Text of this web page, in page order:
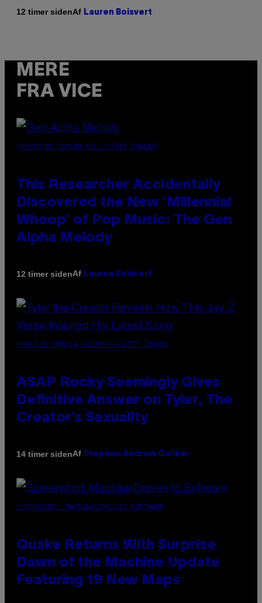
12 timer sidenAf Lauren Boisvert
MERE
FRA VICE
(PHOTO BY TAYLOR HILL/GETTY IMAGES)
This Researcher Accidentally
Discovered the New ‘Millennial
Whoop’ of Pop Music: The Gen
Alpha Melody
12 timer sidenAf Lauren Boisvert
PHOTO BY MONICA SCHIPPER/GETTY IMAGES
ASAP Rocky Seemingly Gives
Definitive Answer on Tyler, The
Creator’s Sexuality
14 timer sidenAf Stephen Andrew Galiher
SCREENSHOT: MACHINEGAMES/ID SOFTWARE
Quake Returns With Surprise
Dawn of the Machine Update
Featuring 19 New Maps